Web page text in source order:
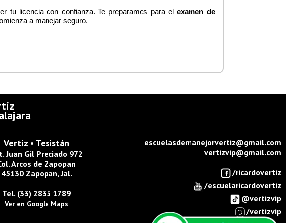
tu licencia con confianza. Te preparamos para el examen de
a manejar seguro.
Vertiz • Tesistán
Juan Gil Preciado 972
Arcos de Zapopan
45130 Zapopan, Jal.
Tel. (33) 2835 1789
Ver en Google Maps
escuelasdemanejorvertiz@gmail.com
vertizvip@gmail.com
/ricardovertiz
/escuelaricardovertiz
@vertizvip
/vertizvip